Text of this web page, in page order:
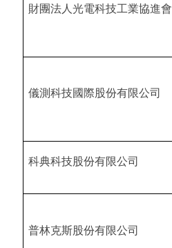
財團法人光電科技工業協進會
儀測科技國際股份有限公司
科典科技股份有限公司
普林克斯股份有限公司